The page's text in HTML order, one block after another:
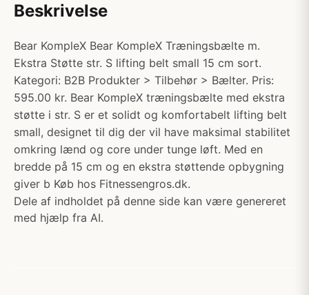
Beskrivelse
Bear KompleX Bear KompleX Træningsbælte m.
Ekstra Støtte str. S lifting belt small 15 cm sort.
Kategori: B2B Produkter > Tilbehør > Bælter. Pris:
595.00 kr. Bear KompleX træningsbælte med ekstra
støtte i str. S er et solidt og komfortabelt lifting belt
small, designet til dig der vil have maksimal stabilitet
omkring lænd og core under tunge løft. Med en
bredde på 15 cm og en ekstra støttende opbygning
giver b Køb hos Fitnessengros.dk.
Dele af indholdet på denne side kan være genereret
med hjælp fra AI.